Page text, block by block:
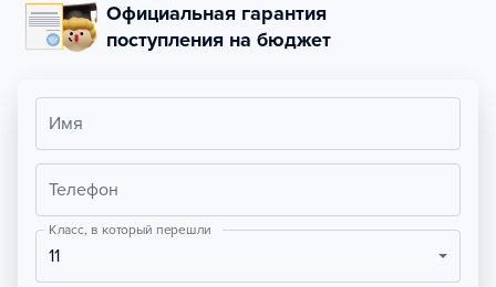
Официальная гарантия
поступления на бюджет
Имя
Телефон
Класс, в который перешли
11